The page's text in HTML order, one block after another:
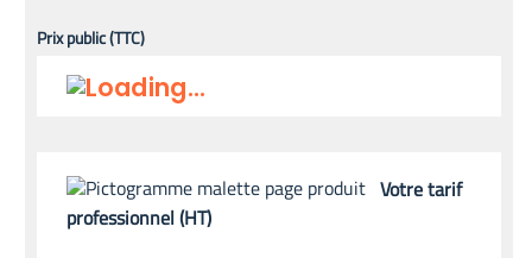
Prix public (TTC)
Votre tarif
professionnel (HT)